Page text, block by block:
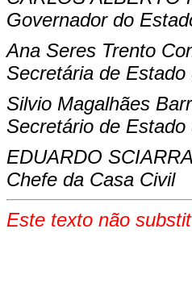
Governador do
Ana Seres Trento
Secretária de Estado
Silvio Magalhães
Secretário de
EDUARDO SCIARRA
Chefe da Casa Civil
Este texto não